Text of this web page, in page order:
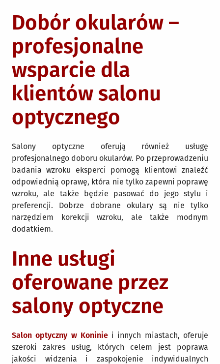
Dobór okularów –
profesjonalne
wsparcie dla
klientów salonu
optycznego
Salony optyczne oferują również usługę
profesjonalnego doboru okularów. Po przeprowadzeniu
badania wzroku eksperci pomogą klientowi znaleźć
odpowiednią oprawę, która nie tylko zapewni poprawę
wzroku, ale także będzie pasować do jego stylu i
preferencji. Dobrze dobrane okulary są nie tylko
narzędziem korekcji wzroku, ale także modnym
dodatkiem.
Inne usługi
oferowane przez
salony optyczne
Salon optyczny w Koniniei innych miastach, oferuje
szeroki zakres usług, których celem jest poprawa
jakości widzenia i zaspokojenie indywidualnych